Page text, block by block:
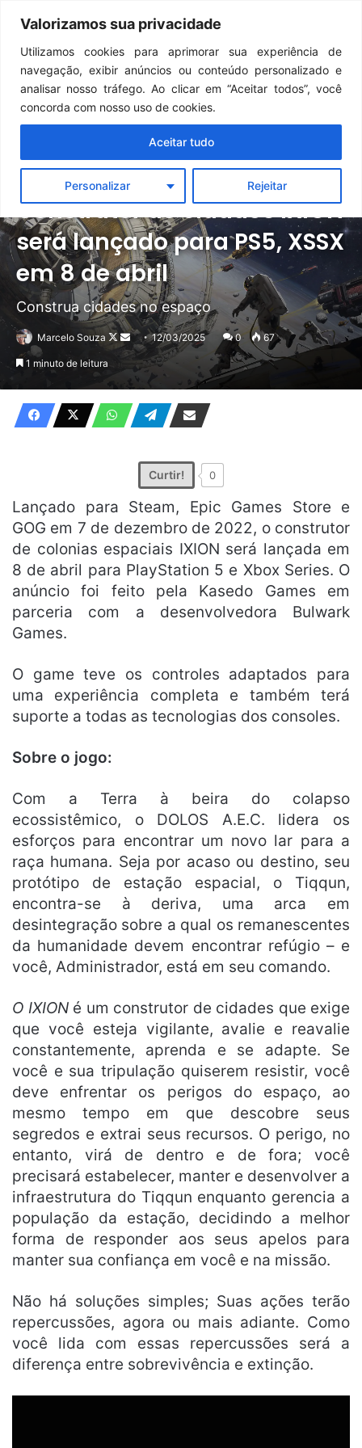
Valorizamos sua privacidade
Utilizamos cookies para aprimorar sua experiência de
navegação, exibir anúncios ou conteúdo personalizado e
analisar nosso tráfego. Ao clicar em “Aceitar todos”, você
concorda com nosso uso de cookies.
Personalizar Rejeitar
Aceitar tudo
Menu
Construtor de cidades IXION
será lançado para PS5, XSSX
em 8 de abril
Construa cidades no espaço
Marcelo Souza
Follow
on
Mande
um
e-
12/03/2025 0 67
1 minuto de leitura
Curtir! 0
Lançado para Steam, Epic Games Store e
GOG em 7 de dezembro de 2022, o construtor
de colonias espaciais IXION será lançada em
8 de abril para PlayStation 5 e Xbox Series. O
anúncio foi feito pela Kasedo Games em
parceria com a desenvolvedora Bulwark
Games.
O game teve os controles adaptados para
uma experiência completa e também terá
suporte a todas as tecnologias dos consoles.
Sobre o jogo:
Com a Terra à beira do colapso
ecossistêmico, o DOLOS A.E.C. lidera os
esforços para encontrar um novo lar para a
raça humana. Seja por acaso ou destino, seu
protótipo de estação espacial, o Tiqqun,
encontra-se à deriva, uma arca em
desintegração sobre a qual os remanescentes
da humanidade devem encontrar refúgio – e
você, Administrador, está em seu comando.
O IXIONé um construtor de cidades que exige
que você esteja vigilante, avalie e reavalie
constantemente, aprenda e se adapte. Se
você e sua tripulação quiserem resistir, você
deve enfrentar os perigos do espaço, ao
mesmo tempo em que descobre seus
segredos e extrai seus recursos. O perigo, no
entanto, virá de dentro e de fora; você
precisará estabelecer, manter e desenvolver a
infraestrutura do Tiqqun enquanto gerencia a
população da estação, decidindo a melhor
forma de responder aos seus apelos para
manter sua confiança em você e na missão.
Não há soluções simples; Suas ações terão
repercussões, agora ou mais adiante. Como
você lida com essas repercussões será a
diferença entre sobrevivência e extinção.